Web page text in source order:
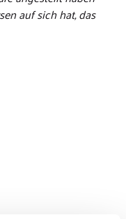
auf sich hat, das